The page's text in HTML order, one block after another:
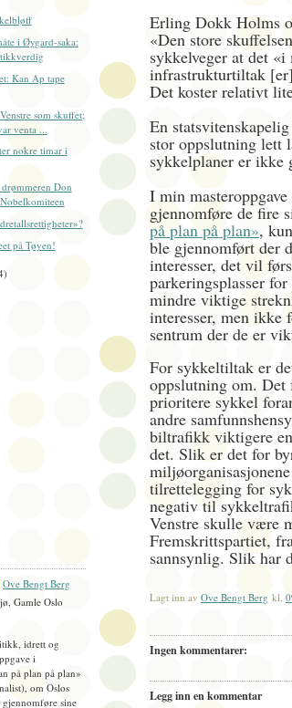
Erling Dokk Holms
«Den store
sykkelveger at det
infrastrukturtiltak
Det koster relativt
En
stor oppslutning lett
sykkelplaner er ikke
I min
gjennomføre de fire
på plan på plan»,
ble gjennomført der
interesser, det vil
parkeringsplasser
mindre viktige
interesser, men ikke
sentrum der de er
For sykkeltiltak er
oppslutning om.
prioritere sykkel
andre
biltrafikk viktigere
det. Slik er det for
tilrettelegging for
negativ til
Venstre skulle være
Fremskrittspartiet,
sannsynlig. Slik har
Lagt inn av Ove Bengt Berg kl.
Ingen kommentarer:
Legg inn en kommentar
i Øygard-saka:
Kan Ap tape
som skuffet;
venta ...
nokre timar i
Don
på Tøyen!
Ove Bengt Berg
Gamle Oslo
idrett og
i
på plan på plan»
om Oslos
sine